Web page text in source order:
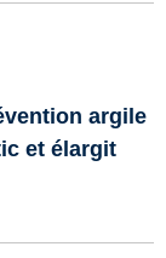
argile
et élargit